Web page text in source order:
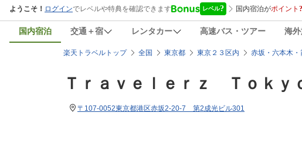
国内宿泊 交通＋宿 レンタカー 高速バス・ツアー 海
楽天トラベルトップ 全国 東京都 東京２３区内 赤坂・六本木
Ｔｒａｖｅｌｅｒｚ Ｔｏｋ
〒107-0052東京都港区赤坂2-20-7 第2成光ビル301